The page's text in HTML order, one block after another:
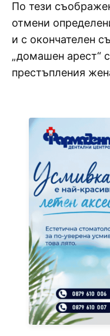
По тези
отмени
и с окончателен
„домашен арест“
престъпления